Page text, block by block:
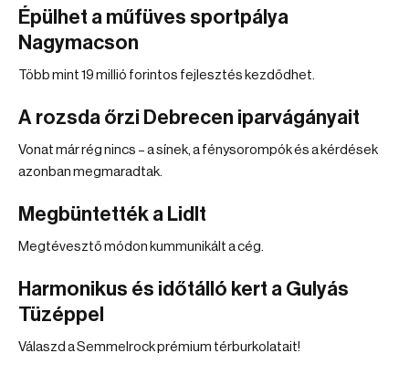
Épülhet a műfüves sportpálya
Nagymacson
Több mint 19 millió forintos fejlesztés kezdődhet.
A rozsda őrzi Debrecen iparvágányait
Vonat már rég nincs – a sínek, a fénysorompók és a kérdések
azonban megmaradtak.
Megbüntették a Lidlt
Megtévesztő módon kummunikált a cég.
Harmonikus és időtálló kert a Gulyás
Tüzéppel
Válaszd a Semmelrock prémium térburkolatait!